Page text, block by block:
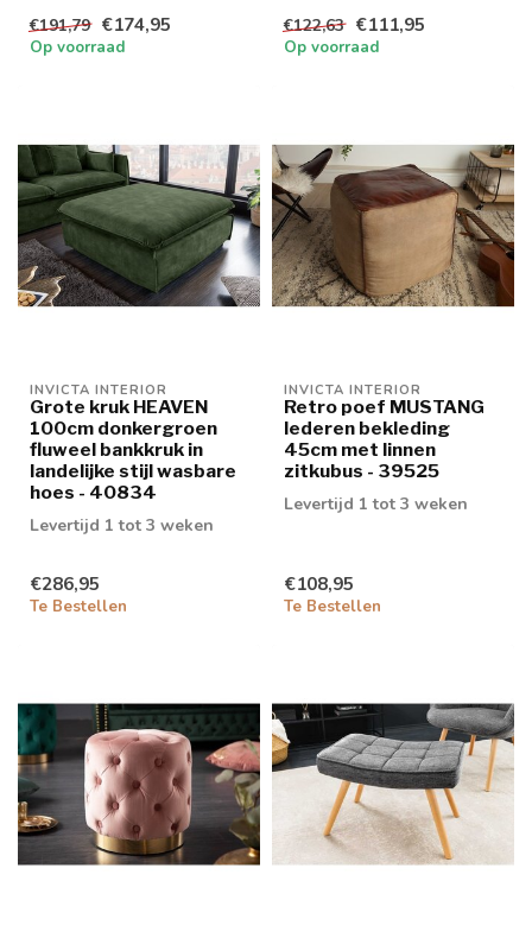
levertijd 1/2 wek...
€191,79 €174,95
Op voorraad
€122,63 €111,95
Op voorraad
INVICTA INTERIOR
Grote kruk HEAVEN
100cm donkergroen
fluweel bankkruk in
landelijke stijl wasbare
hoes - 40834
Levertijd 1 tot 3 weken
€286,95
Te Bestellen
INVICTA INTERIOR
Retro poef MUSTANG
lederen bekleding
45cm met linnen
zitkubus - 39525
Levertijd 1 tot 3 weken
€108,95
Te Bestellen